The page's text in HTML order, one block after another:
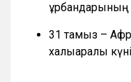
құрбандарының
31 тамыз –
халықаралық күні